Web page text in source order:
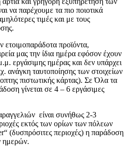
να παρέχουμε τα πιο ποιοτικά
τιμές και με τους
ετοιμοπαράδοτα προϊόντα,
μας την ίδια ημέρα εφόσον έχουν
εργάσιμης ημέρας και δεν υπάρχει
ανάγκη ταυτοποίησης των στοιχείων
πιστωτικής κάρτας). Σε Όλα τα
γίνεται σε 4 – 6 εργάσιμες
είναι συνήθως 2-3
εκτός των ορίων των πόλεων
(δυσπρόσιτες περιοχές) η παράδοση
ημερών.